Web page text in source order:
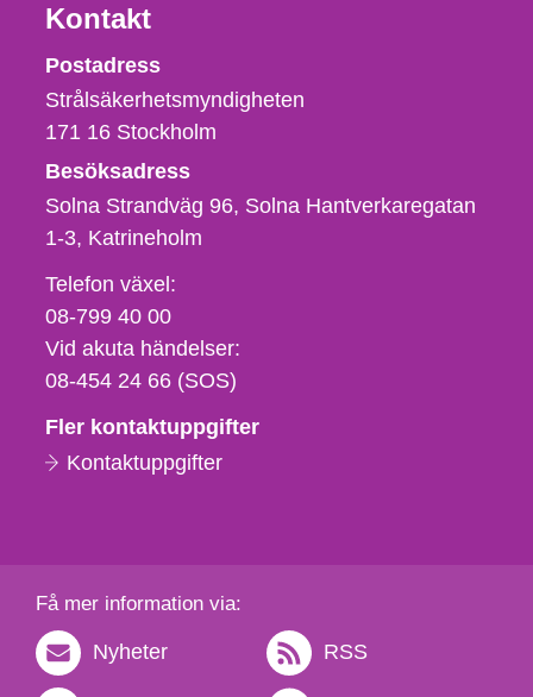
Kontakt
Strålsäkerhetsmyndigheten
Postadress
Strålsäkerhetsmyndigheten
171 16 Stockholm
Besöksadress
Solna Strandväg 96, Solna Hantverkaregatan
1-3 Katrineholm
Telefon,
fax
och
e-
Telefon växel:
08-799 40 00
Vid akuta händelser:
08-454 24 66 (SOS)
Fler kontaktuppgifter
Kontaktuppgifter
Få mer information via:
Nyheter RSS